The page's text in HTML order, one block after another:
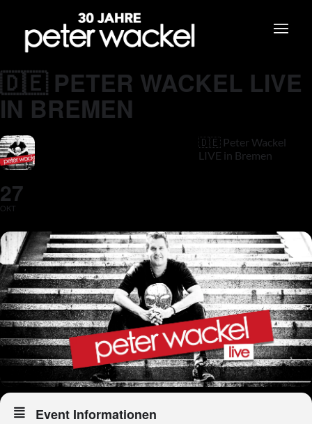
🇩🇪 PETER WACKEL LIVE
IN BREMEN
27
OKT
🇩🇪 Peter Wackel
LIVE in Bremen
Event Informationen